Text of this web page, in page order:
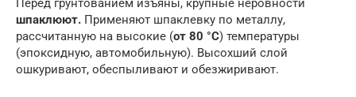
шпаклюют. Применяют шпаклевку по металлу,
рассчитанную на высокие (от 80 °С) температуры
(эпоксидную, автомобильную). Высохший слой
ошкуривают, обеспыливают и обезжиривают.